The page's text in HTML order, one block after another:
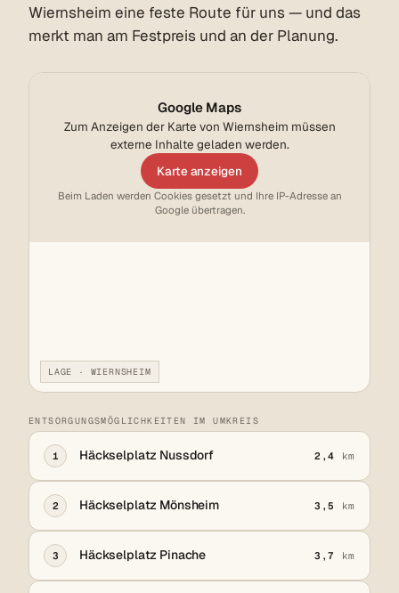
Wiernsheim eine feste Route für uns — und das
merkt man am Festpreis und an der Planung.
Google Maps
Zum Anzeigen der Karte von Wiernsheim müssen
externe Inhalte geladen werden.
Karte anzeigen
Beim Laden werden Cookies gesetzt und Ihre IP-Adresse an
Google übertragen.
LAGE · WIERNSHEIM
ENTSORGUNGSMÖGLICHKEITEN IM UMKREIS
1 Häckselplatz Nussdorf 2,4 km
2 Häckselplatz Mönsheim 3,5 km
3 Häckselplatz Pinache 3,7 km